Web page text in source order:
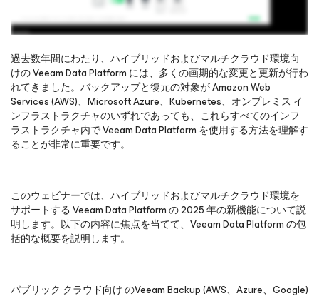
オンラインセミナーをご覧になるには、ご登録をお願いし
ます
過去数年間にわたり、ハイブリッドおよびマルチクラウド環境向
けの Veeam Data Platform には、多くの画期的な変更と更新が行わ
れてきました。バックアップと復元の対象が Amazon Web
Services (AWS)、Microsoft Azure、Kubernetes、オンプレミス イ
ンフラストラクチャのいずれであっても、これらすべてのインフ
ラストラクチャ内で Veeam Data Platform を使用する方法を理解す
ることが非常に重要です。
このウェビナーでは、ハイブリッドおよびマルチクラウド環境を
サポートする Veeam Data Platform の 2025 年の新機能について説
明します。以下の内容に焦点を当てて、Veeam Data Platform の包
括的な概要を説明します。
パブリック クラウド向け のVeeam Backup (AWS、Azure、Google)